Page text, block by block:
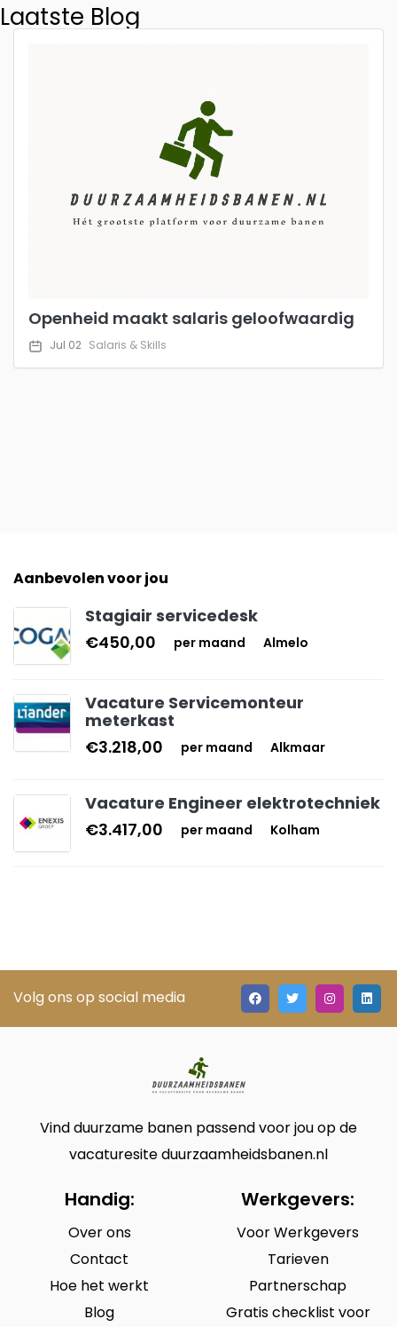
Laatste Blog
Openheid maakt salaris geloofwaardig
Jul 02 Salaris & Skills
Aanbevolen voor jou
Stagiair servicedesk
€450,00
per maand Almelo
Vacature Servicemonteur
meterkast
€3.218,00
per maand Alkmaar
Vacature Engineer elektrotechniek
€3.417,00
per maand Kolham
Volg ons op social media
Vind duurzame banen passend voor jou op de
vacaturesite duurzaamheidsbanen.nl
Handig:
Over ons
Contact
Hoe het werkt
Blog
Werkgevers:
Voor Werkgevers
Tarieven
Partnerschap
Gratis checklist voor